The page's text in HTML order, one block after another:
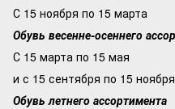
С 15 ноября по 15 марта
Обувь весенне-осеннего
С 15 марта по 15 мая
и с 15 сентября по 15 ноября
Обувь летнего ассортимента